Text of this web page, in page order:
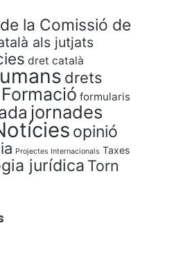
la Comissió de
als jutjats
dret català
drets
Formació formularis
jornades
opinió
Projectes Internacionals Taxes
jurídica Torn